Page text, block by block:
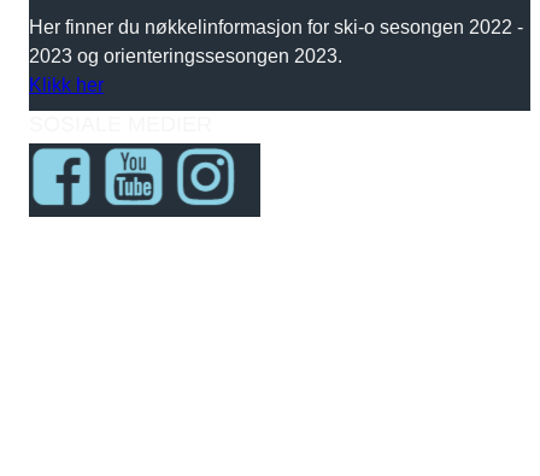
Her finner du nøkkelinformasjon for ski-o sesongen 2022 -
2023 og orienteringssesongen 2023.
Klikk her